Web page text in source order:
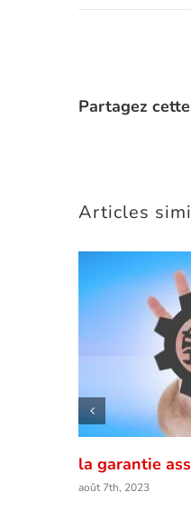
Partagez
Articles
la garantie
août 7th, 2023